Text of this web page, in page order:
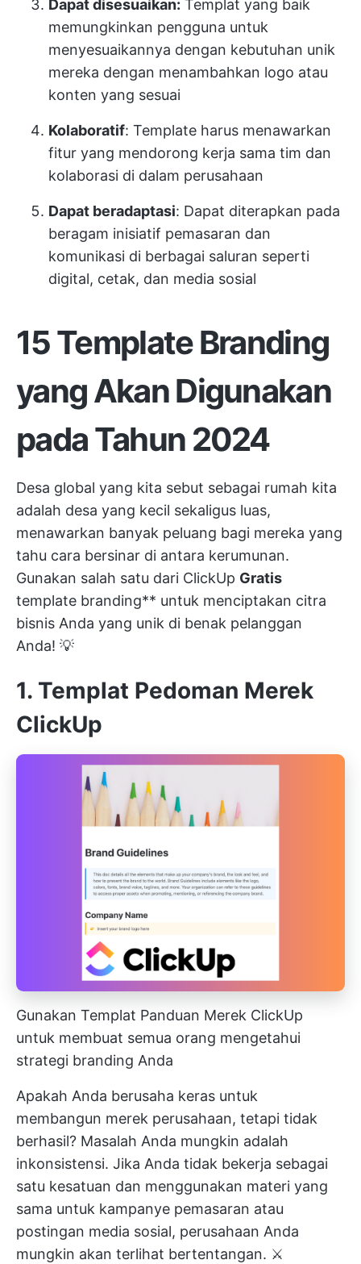
Dapat disesuaikan: Templat yang baik
memungkinkan pengguna untuk
menyesuaikannya dengan kebutuhan unik
mereka dengan menambahkan logo atau
konten yang sesuai
Kolaboratif: Template harus menawarkan
fitur yang mendorong kerja sama tim dan
kolaborasi di dalam perusahaan
Dapat beradaptasi: Dapat diterapkan pada
beragam inisiatif pemasaran dan
komunikasi di berbagai saluran seperti
digital, cetak, dan media sosial
15 Template Branding
yang Akan Digunakan
pada Tahun 2024
Desa global yang kita sebut sebagai rumah kita
adalah desa yang kecil sekaligus luas,
menawarkan banyak peluang bagi mereka yang
tahu cara bersinar di antara kerumunan.
Gunakan salah satu dari ClickUp Gratis
template branding** untuk menciptakan citra
bisnis Anda yang unik di benak pelanggan
Anda! 💡
1. Templat Pedoman Merek
ClickUp
Gunakan Templat Panduan Merek ClickUp
untuk membuat semua orang mengetahui
strategi branding Anda
Apakah Anda berusaha keras untuk
membangun merek perusahaan, tetapi tidak
berhasil? Masalah Anda mungkin adalah
inkonsistensi. Jika Anda tidak bekerja sebagai
satu kesatuan dan menggunakan materi yang
sama untuk kampanye pemasaran atau
postingan media sosial, perusahaan Anda
mungkin akan terlihat bertentangan. ⚔️